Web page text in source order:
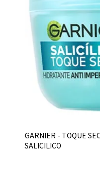
GARNIER - TOQUE
SALICILICO